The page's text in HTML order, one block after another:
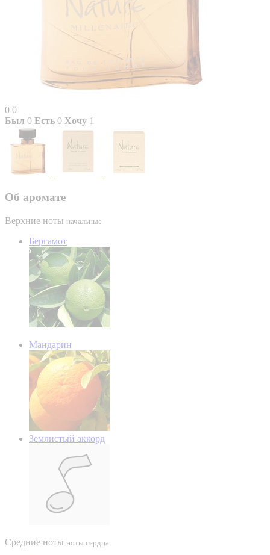
0 0
Был 0 Есть 0 Хочу 1
Об аромате
Верхние ноты начальные
Бергамот
Мандарин
Землистый аккорд
Средние ноты ноты сердца